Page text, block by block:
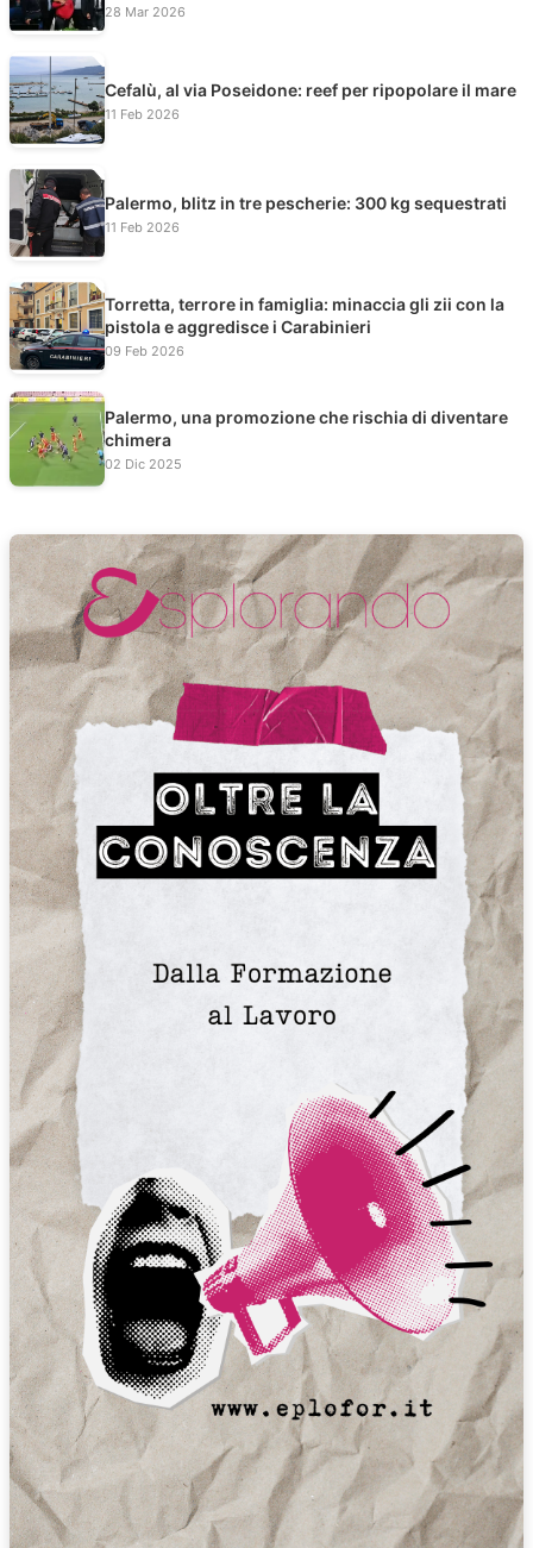
28 Mar 2026
Cefalù, al via Poseidone: reef per ripopolare il mare
11 Feb 2026
Palermo, blitz in tre pescherie: 300 kg sequestrati
11 Feb 2026
Torretta, terrore in famiglia: minaccia gli zii con la
pistola e aggredisce i Carabinieri
09 Feb 2026
Palermo, una promozione che rischia di diventare
chimera
02 Dic 2025